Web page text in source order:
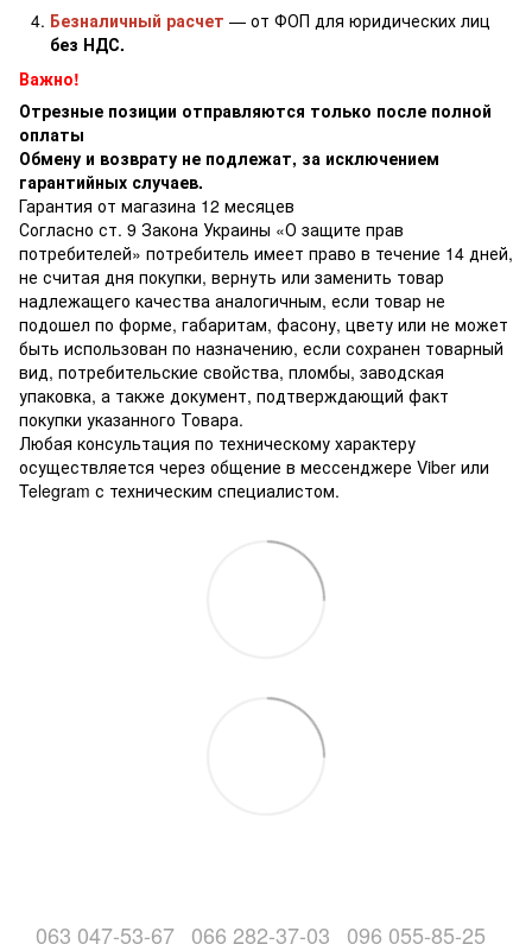
Безналичный расчет — от ФОП для юридических лиц
без НДС.
Важно!
Отрезные позиции отправляются только после полной
оплаты
Обмену и возврату не подлежат, за исключением
гарантийных случаев.
Гарантия от магазина 12 месяцев
Согласно ст. 9 Закона Украины «О защите прав
потребителей» потребитель имеет право в течение 14 дней,
не считая дня покупки, вернуть или заменить товар
надлежащего качества аналогичным, если товар не
подошел по форме, габаритам, фасону, цвету или не может
быть использован по назначению, если сохранен товарный
вид, потребительские свойства, пломбы, заводская
упаковка, а также документ, подтверждающий факт
покупки указанного Товара.
Любая консультация по техническому характеру
осуществляется через общение в мессенджере Viber или
Telegram с техническим специалистом.
063 047-53-67 066 282-37-03 096 055-85-25